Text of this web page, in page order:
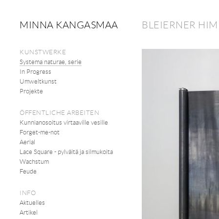
MINNA KANGASMAA
KUNSTWERKE
Systema naturae, serie
In Progress
Umweltkunst
Projekte
ÖFFENTLICHE ARBEITEN
Kunnianosoitus virtaaville vesille
Forget-me-not
Aerial
Lace Square - pylväitä ja silmukoita
Wachstum
Feude
INFO
Aktuelles
Artikel
BLEIERNER